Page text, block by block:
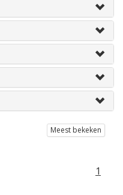
Meest bekeken
1